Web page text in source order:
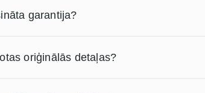
garantija?
oriģinālās detaļas?